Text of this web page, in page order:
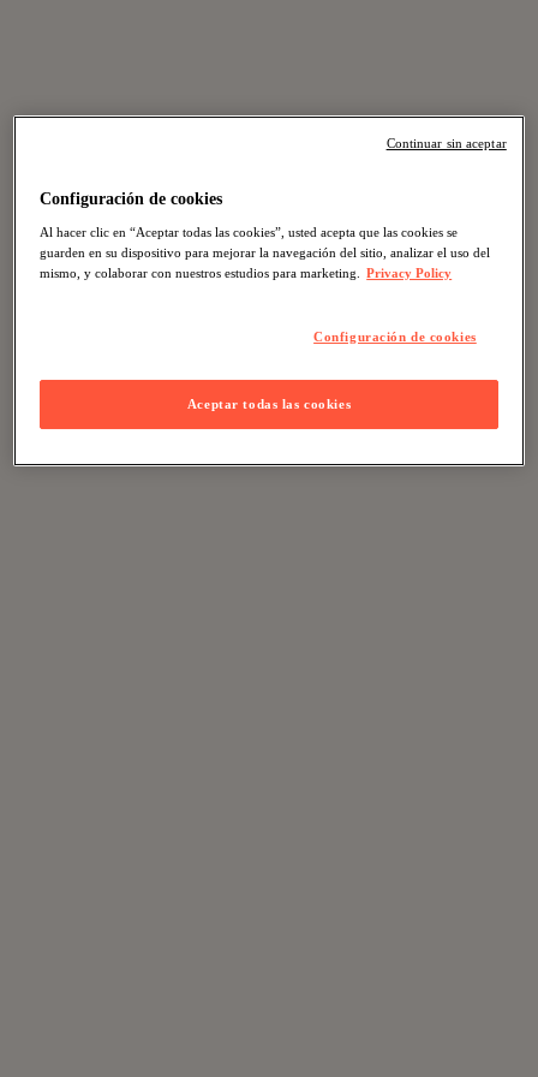
Configuración de cookies
Al hacer clic en “Aceptar todas las cookies”, usted acepta que las cookies se
guarden en su dispositivo para mejorar la navegación del sitio, analizar el uso del
mismo, y colaborar con nuestros estudios para marketing. Privacy Policy
Configuración de cookies
Aceptar todas las cookies
Continuar sin aceptar